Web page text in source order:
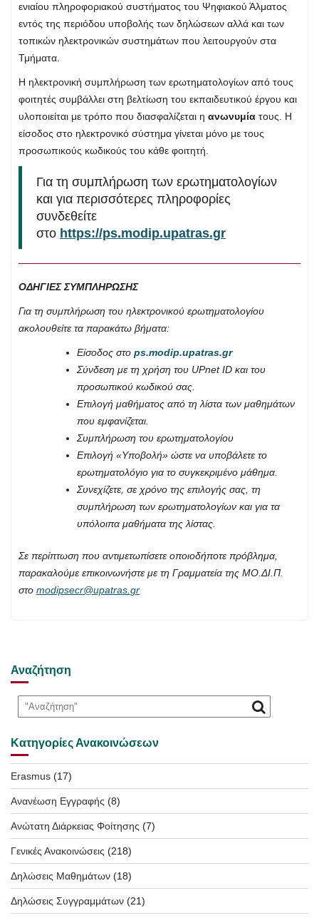
ενιαίου πληροφοριακού συστήματος του Ψηφιακού Άλματος
εντός της περιόδου υποβολής των δηλώσεων αλλά και των
τοπικών ηλεκτρονικών συστημάτων που λειτουργούν στα
Τμήματα.
Η ηλεκτρονική συμπλήρωση των ερωτηματολογίων από τους
φοιτητές συμβάλλει στη βελτίωση του εκπαιδευτικού έργου και
υλοποιείται με τρόπο που διασφαλίζεται η ανωνυμία τους. Η
είσοδος στο ηλεκτρονικό σύστημα γίνεται μόνο με τους
προσωπικούς κωδικούς του κάθε φοιτητή.
Για τη συμπλήρωση των ερωτηματολογίων
και για περισσότερες πληροφορίες
συνδεθείτε
στο https://ps.modip.upatras.gr
ΟΔΗΓΙΕΣ ΣΥΜΠΛΗΡΩΣΗΣ
Για τη συμπλήρωση του ηλεκτρονικού ερωτηματολογίου
ακολουθείτε τα παρακάτω βήματα:
Είσοδος στο ps.modip.upatras.gr
Σύνδεση με τη χρήση του UPnet ID και του
προσωπικού κωδικού σας.
Επιλογή μαθήματος από τη λίστα των μαθημάτων
που εμφανίζεται.
Συμπλήρωση του ερωτηματολογίου
Επιλογή «Υποβολή» ώστε να υποβάλετε το
ερωτηματολόγιο για το συγκεκριμένο μάθημα.
Συνεχίζετε, σε χρόνο της επιλογής σας, τη
συμπλήρωση των ερωτηματολογίων και για τα
υπόλοιπα μαθήματα της λίστας.
Σε περίπτωση που αντιμετωπίσετε οποιοδήποτε πρόβλημα,
παρακαλούμε επικοινωνήστε με τη Γραμματεία της ΜΟ.ΔΙ.Π.
στο modipsecr@upatras.gr
Αναζήτηση
Κατηγορίες Ανακοινώσεων
Erasmus (17)
Ανανέωση Εγγραφής (8)
Ανώτατη Διάρκειας Φοίτησης (7)
Γενικές Ανακοινώσεις (218)
Δηλώσεις Μαθημάτων (18)
Δηλώσεις Συγγραμμάτων (21)